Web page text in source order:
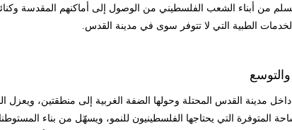
من أبناء الشعب الفلسطيني من الوصول إلى أماكنهم المقدسة
الطبية التي لا تتوفر سوى في مدينة القدس.
مدينة القدس المحتلة وحولها الضفة الغربية إلى منطقتين، ويعزل
المتوفرة التي يحتاجها الفلسطينيون للنمو، ويسهّل من بناء